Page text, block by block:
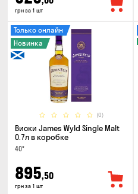
грн за 1 шт
(0)
Только онлайн
Новинка
Виски James Wyld Single Malt
0.7л в коробке
40°
895,50
грн за 1 шт